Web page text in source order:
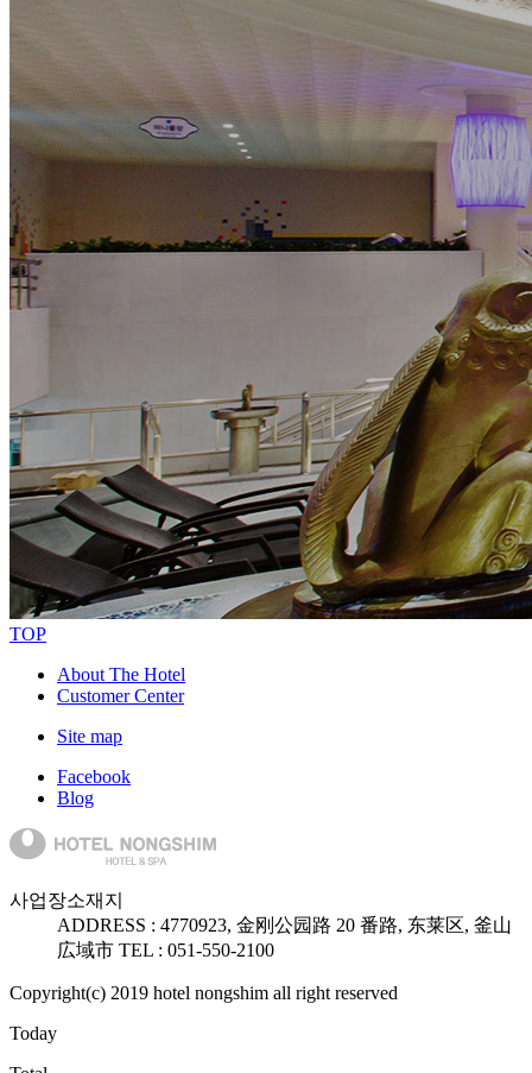
TOP
About The Hotel
Customer Center
Site map
Facebook
Blog
사업장소재지
ADDRESS : 4770923, 金刚公园路 20 番路, 东莱区, 釜山
広域市 TEL : 051-550-2100
Copyright(c) 2019 hotel nongshim all right reserved
Today